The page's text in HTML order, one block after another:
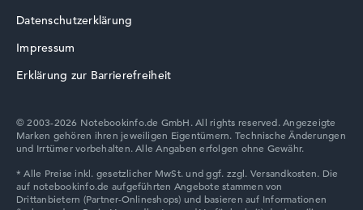
Lenovo Chromebook
Datenschutzerklärung
Impressum
Erklärung zur Barrierefreiheit
© 2003-2026 Notebookinfo.de GmbH. All rights reserved. Angezeigte
Marken gehören ihren jeweiligen Eigentümern. Technische Änderungen
und Irrtümer vorbehalten. Alle Angaben erfolgen ohne Gewähr.